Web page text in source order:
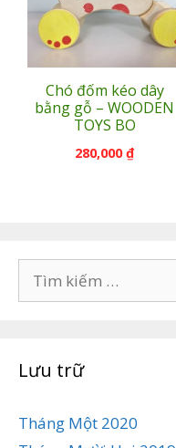
Chó đốm kéo dây
bằng gỗ – WOODEN
TOYS BO
280,000₫
kiếm
Lưu trữ
Tháng Một 2020